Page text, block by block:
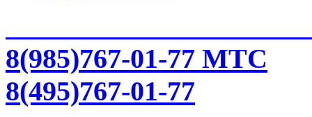
8(985)767-01-77 МТС
8(495)767-01-77